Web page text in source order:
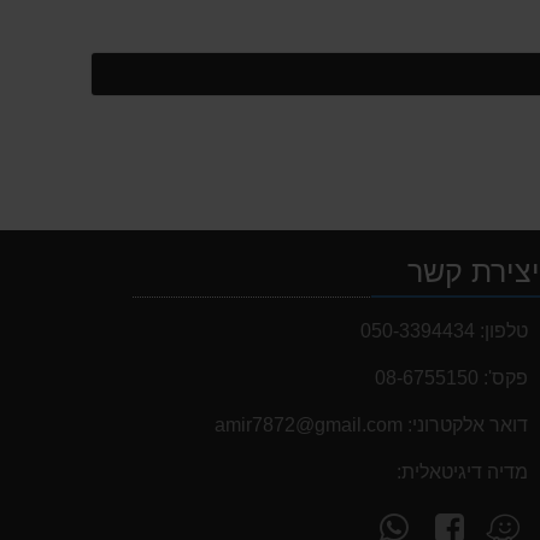
יצירת קשר
טלפון: 050-3394434
פקס': 08-6755150
דואר אלקטרוני: ‫amir7872@gmail.com‬
מדיה דיגיטאלית:
מצא
עקוב